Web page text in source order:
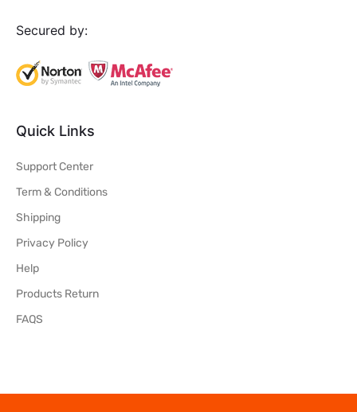
Secured by:
Quick Links
Support Center
Term & Conditions
Shipping
Privacy Policy
Help
Products Return
FAQS